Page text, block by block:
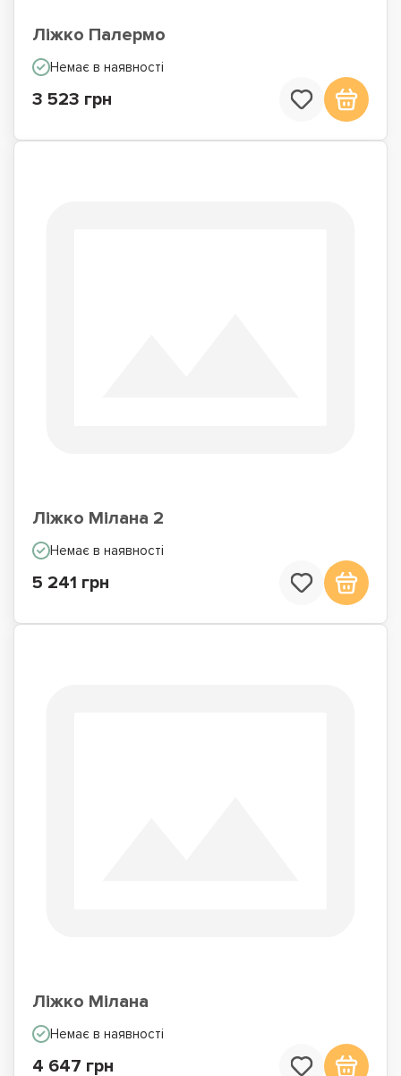
Ліжко Палермо
Немає в наявності
3 523 грн
Ліжко Мілана 2
Немає в наявності
5 241 грн
Ліжко Мілана
Немає в наявності
4 647 грн